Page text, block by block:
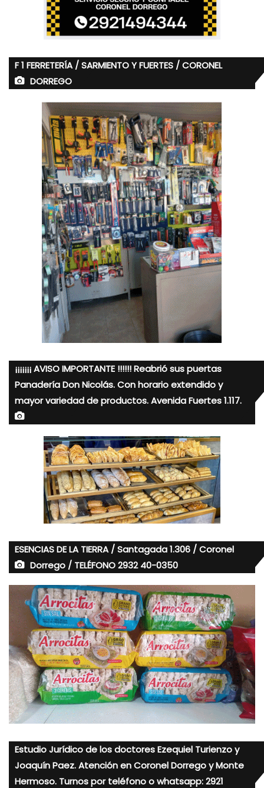
F 1 FERRETERÍA / SARMIENTO Y FUERTES / CORONEL
DORREGO
¡¡¡¡¡¡¡ AVISO IMPORTANTE !!!!!! Reabrió sus puertas
Panadería Don Nicolás. Con horario extendido y
mayor variedad de productos. Avenida Fuertes 1.117.
ESENCIAS DE LA TIERRA / Santagada 1.306 / Coronel
Dorrego / TELÉFONO 2932 40-0350
Estudio Jurídico de los doctores Ezequiel Turienzo y
Joaquín Paez. Atención en Coronel Dorrego y Monte
Hermoso. Turnos por teléfono o whatsapp: 2921